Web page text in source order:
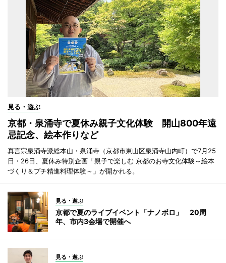
見る・遊ぶ
京都・泉涌寺で夏休み親子文化体験 開山800年遠
忌記念、絵本作りなど
真言宗泉涌寺派総本山・泉涌寺（京都市東山区泉涌寺山内町）で7月25
日・26日、夏休み特別企画「親子で楽しむ 京都のお寺文化体験～絵本
づくり＆プチ精進料理体験～」が開かれる。
見る・遊ぶ
京都で夏のライブイベント「ナノボロ」 20周
年、市内3会場で開催へ
見る・遊ぶ